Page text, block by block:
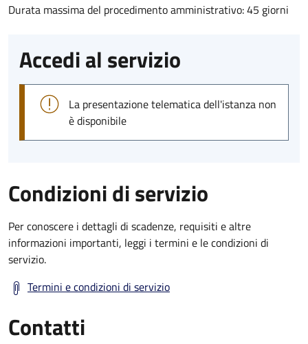
Durata massima del procedimento amministrativo: 45 giorni
Accedi al servizio
La presentazione telematica dell'istanza non
è disponibile
Condizioni di servizio
Per conoscere i dettagli di scadenze, requisiti e altre
informazioni importanti, leggi i termini e le condizioni di
servizio.
Termini e condizioni di servizio
Contatti